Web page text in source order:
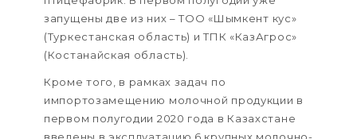
запущены две из них – ТОО «Шымкент кус»
(Туркестанская область) и ТПК «КазАгрос»
(Костанайская область).
Кроме того, в рамках задач по
импортозамещению молочной продукции в
первом полугодии 2020 года в Казахстане
введены в эксплуатацию 6 крупных молочно-